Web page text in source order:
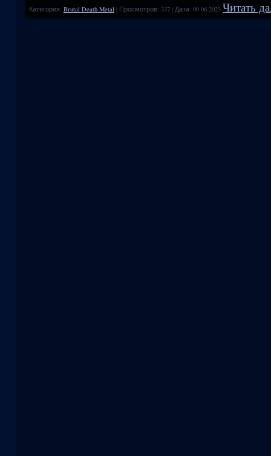
Категория: Brutal Death Metal | Просмотров: 337 | Дата: 09.06.2023 Читать